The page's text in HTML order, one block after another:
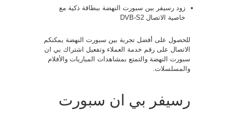
زود رسيفر بين سبورت النهضة ببطاقة ذكية مع
خاصية الاتصال DVB-S2
للحصول على أفضل تجربة بين سبورت النهضة يمكنكم
الاتصال على رقم خدمة العملاء وتفعيل اشتراك بي ان
سبورت النهضة والتمتع بمشاهدات المباريات والأفلام
والمسلسلات.
رسيفر بي ان سبورت